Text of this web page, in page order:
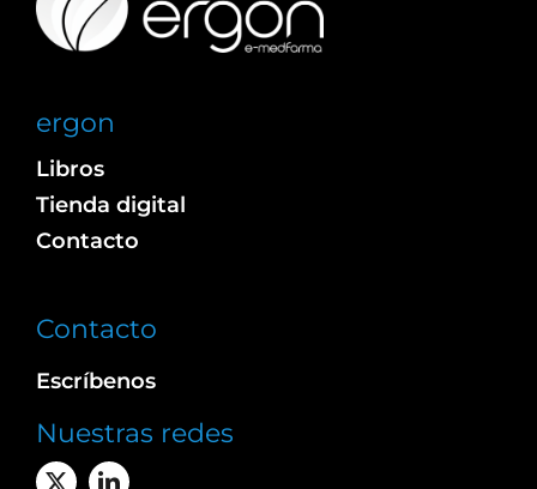
ergon
Libros
Tienda digital
Contacto
Contacto
Escríbenos
Nuestras redes